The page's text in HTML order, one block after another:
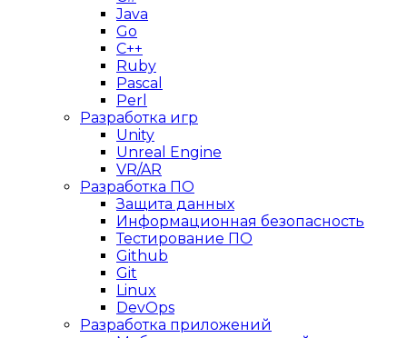
Java
Go
C++
Ruby
Pascal
Perl
Разработка игр
Unity
Unreal Engine
VR/AR
Разработка ПО
Защита данных
Информационная безопасность
Тестирование ПО
Github
Git
Linux
DevOps
Разработка приложений